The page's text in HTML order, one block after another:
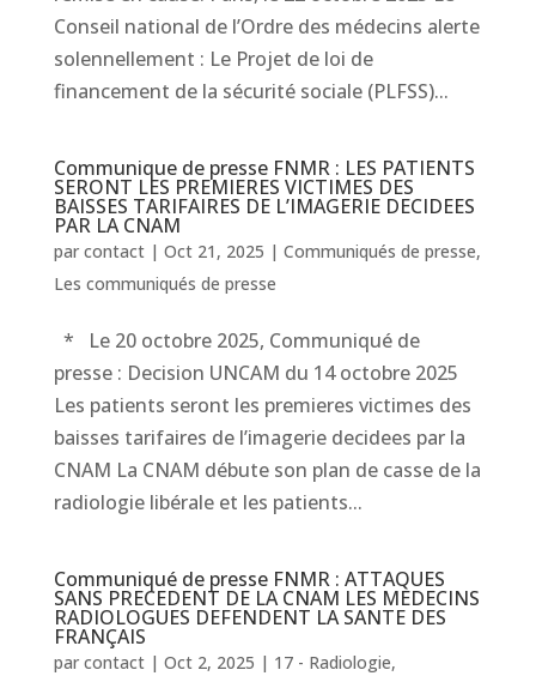
Conseil national de l’Ordre des médecins alerte
solennellement : Le Projet de loi de
financement de la sécurité sociale (PLFSS)...
Communique de presse FNMR : LES PATIENTS
SERONT LES PREMIERES VICTIMES DES
BAISSES TARIFAIRES DE L’IMAGERIE DECIDEES
PAR LA CNAM
par contact| Oct 21, 2025 | Communiqués de presse,
Les communiqués de presse
* Le 20 octobre 2025, Communiqué de
presse : Decision UNCAM du 14 octobre 2025
Les patients seront les premieres victimes des
baisses tarifaires de l’imagerie decidees par la
CNAM La CNAM débute son plan de casse de la
radiologie libérale et les patients...
Communiqué de presse FNMR : ATTAQUES
SANS PRECEDENT DE LA CNAM LES MEDECINS
RADIOLOGUES DEFENDENT LA SANTE DES
FRANÇAIS
par contact| Oct 2, 2025 | 17 - Radiologie,